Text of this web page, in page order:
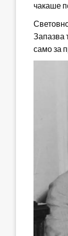
чакаше
Запазва
само за